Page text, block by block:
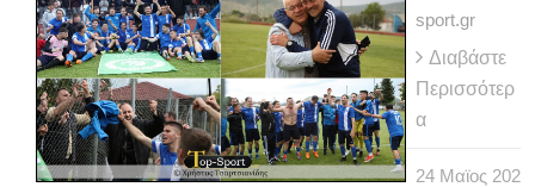
sport.gr
Διαβάστε
Περισσότερ
α
24 Μαϊος 202